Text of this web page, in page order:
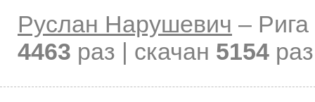
Руслан Нарушевич –
4463 раз | скачан 5154